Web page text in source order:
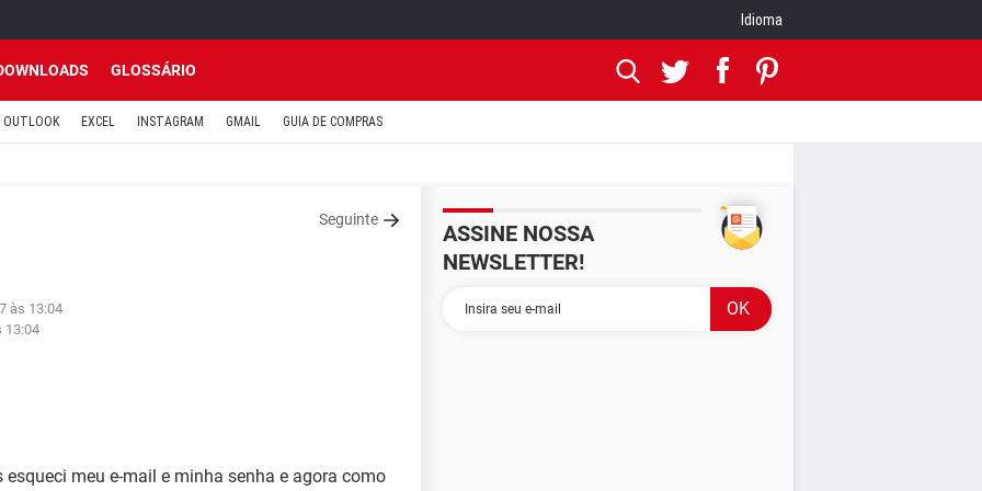
Idioma
GLOSSÁRIO
OUTLOOK EXCEL INSTAGRAM GMAIL GUIA DE COMPRAS
Seguinte
às 13:04
13:04
meu e-mail e minha senha e agora como
ASSINE NOSSA
NEWSLETTER!